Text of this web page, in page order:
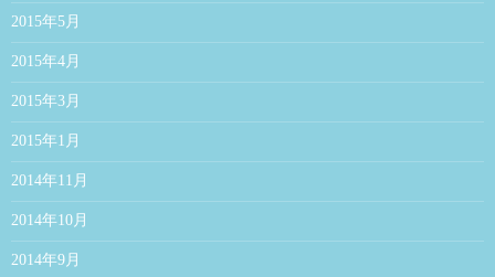
2015年5月
2015年4月
2015年3月
2015年1月
2014年11月
2014年10月
2014年9月